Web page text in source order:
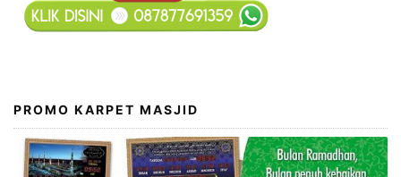
PROMO KARPET MASJID